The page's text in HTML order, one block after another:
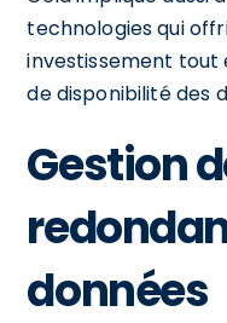
technologies qui
investissement tout
de disponibilité des
Gestion
données